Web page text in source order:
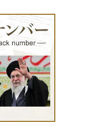
ムズ海峡危機で加速したエ